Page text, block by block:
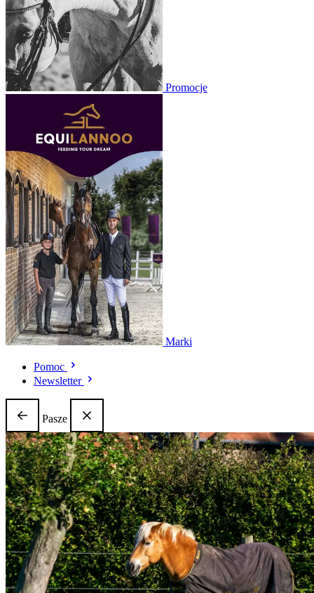
Promocje
Marki
Pomoc
Newsletter
Pasze